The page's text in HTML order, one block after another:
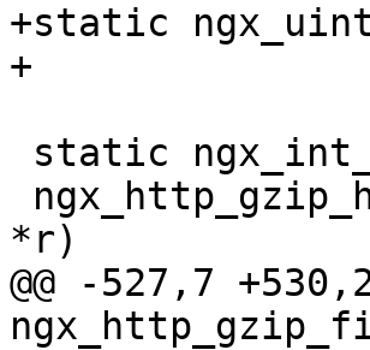
+static
+
*r)
@@ -527,7